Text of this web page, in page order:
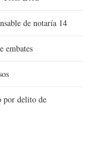
de notaría 14
embates
por delito de